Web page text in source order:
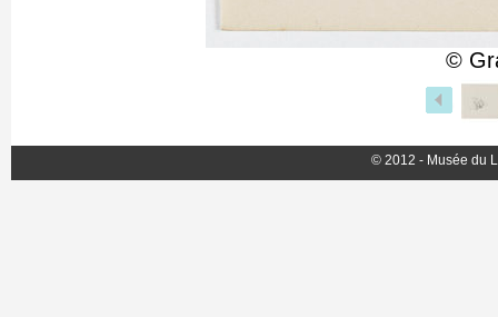
©
© 2012 - Musée du